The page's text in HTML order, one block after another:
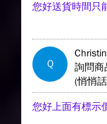
您好送貨時間只
Q 詢問商
(悄悄
您好上面有標示